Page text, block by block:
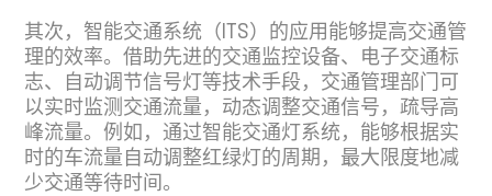
其次，智能交通系统（ITS）的应用能够提高交通管
理的效率。借助先进的交通监控设备、电子交通标
志、自动调节信号灯等技术手段，交通管理部门可
以实时监测交通流量，动态调整交通信号，疏导高
峰流量。例如，通过智能交通灯系统，能够根据实
时的车流量自动调整红绿灯的周期，最大限度地减
少交通等待时间。